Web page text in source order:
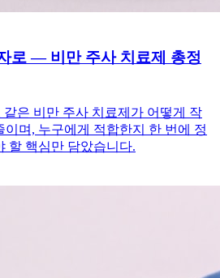
로 — 비만 주사 치료제 총정
같은 비만 주사 치료제가 어떻게 작
며, 누구에게 적합한지 한 번에 정
할 핵심만 담았습니다.